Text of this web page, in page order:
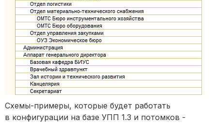
Схемы-примеры, которые будет работать
в конфигурации на базе УПП 1.3 и потомков -